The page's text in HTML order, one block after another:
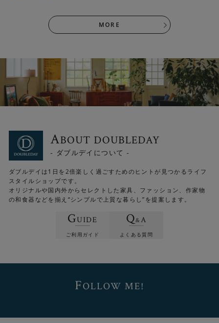
ます。
MORE
ABOUT DOUBLEDAY
- ダブルデイについて -
ダブルデイは1日を2倍楽しく過ごすためのヒントが見つかるライフ
スタイルショップです。
オリジナルや国内外からセレクトした家具、ファッション、作家物
の和食器などを揃え“シンプルで上質な暮らし”を提案します。
GUIDE
ご利用ガイド
Q&A
よくある質問
FOLLOW ME!